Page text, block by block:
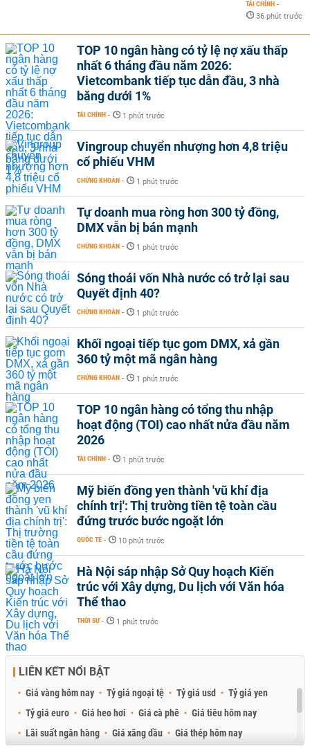
TÀI CHÍNH -
36 phút trước
TOP 10 ngân hàng có tỷ lệ nợ xấu thấp
nhất 6 tháng đầu năm 2026:
Vietcombank tiếp tục dẫn đầu, 3 nhà
băng dưới 1%
TÀI CHÍNH - 1 phút trước
Vingroup chuyển nhượng hơn 4,8 triệu
cổ phiếu VHM
CHỨNG KHOÁN - 1 phút trước
Tự doanh mua ròng hơn 300 tỷ đồng,
DMX vẫn bị bán mạnh
CHỨNG KHOÁN - 1 phút trước
Sóng thoái vốn Nhà nước có trở lại sau
Quyết định 40?
CHỨNG KHOÁN - 1 phút trước
Khối ngoại tiếp tục gom DMX, xả gần
360 tỷ một mã ngân hàng
CHỨNG KHOÁN - 1 phút trước
TOP 10 ngân hàng có tổng thu nhập
hoạt động (TOI) cao nhất nửa đầu năm
2026
TÀI CHÍNH - 1 phút trước
Mỹ biến đồng yen thành 'vũ khí địa
chính trị': Thị trường tiền tệ toàn cầu
đứng trước bước ngoặt lớn
QUỐC TẾ - 10 phút trước
Hà Nội sáp nhập Sở Quy hoạch Kiến
trúc với Xây dựng, Du lịch với Văn hóa
Thể thao
THỜI SỰ - 1 phút trước
LIÊN KẾT NỔI BẬT
Giá vàng hôm nay Tỷ giá ngoại tệ Tỷ giá usd
Tỷ giá yen
Tỷ giá euro
Giá heo hơi Giá cà phê
Giá tiêu hôm nay
Lãi suất ngân hàng
Giá xăng dầu
Giá thép hôm nay